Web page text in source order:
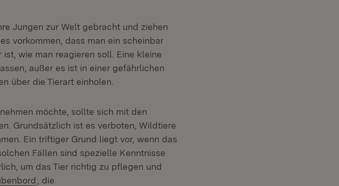
Jungen zur Welt gebracht und ziehen
vorkommen, dass man ein scheinbar
wie man reagieren soll. Eine kleine
außer es ist in einer gefährlichen
über die Tierart einholen.
möchte, sollte sich mit den
Grundsätzlich ist es verboten, Wildtiere
Ein triftiger Grund liegt vor, wenn das
Fällen sind spezielle Kenntnisse
um das Tier richtig zu pflegen und
(Öffnet in neuem Fenster)
, die